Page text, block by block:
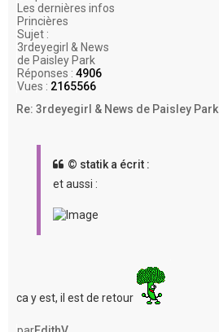
Les dernières infos
Princières
Sujet :
3rdeyegirl & News
de Paisley Park
Réponses : 4906
Vues : 2165566
Re: 3rdeyegirl & News de Paisley Park
© statik a écrit :
et aussi :
ca y est, il est de retour